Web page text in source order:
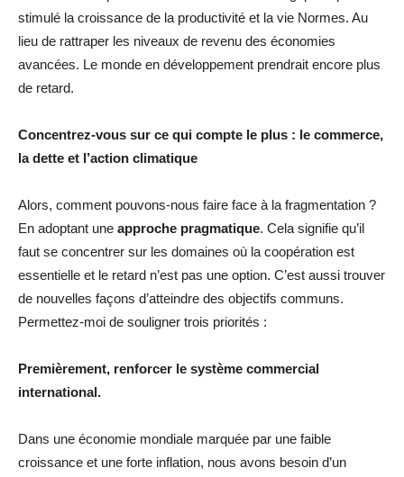
stimulé la croissance de la productivité et la vie Normes. Au
lieu de rattraper les niveaux de revenu des économies
avancées. Le monde en développement prendrait encore plus
de retard.
Concentrez-vous sur ce qui compte le plus : le commerce,
la dette et l’action climatique
Alors, comment pouvons-nous faire face à la fragmentation ?
En adoptant une approche pragmatique. Cela signifie qu’il
faut se concentrer sur les domaines où la coopération est
essentielle et le retard n’est pas une option. C’est aussi trouver
de nouvelles façons d’atteindre des objectifs communs.
Permettez-moi de souligner trois priorités :
Premièrement, renforcer le système commercial
international.
Dans une économie mondiale marquée par une faible
croissance et une forte inflation, nous avons besoin d’un